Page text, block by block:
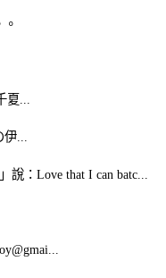
...
...
」說：Love that I can batc...